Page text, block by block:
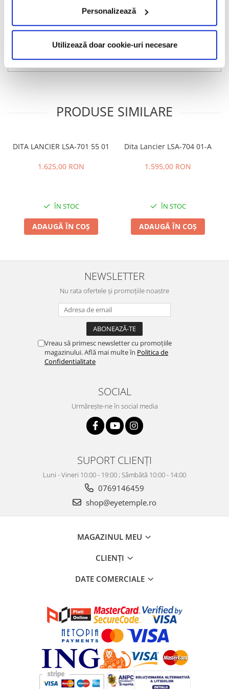
Personalizează
Utilizează doar cookie-uri necesare
Caracteristici
Review-uri(0)
PRODUSE SIMILARE
DITA LANCIER LSA-701 55 01
1.625,00 RON
ÎN STOC
ADAUGĂ ÎN COȘ
Dita Lancier LSA-704 01-A
1.595,00 RON
ÎN STOC
ADAUGĂ ÎN COȘ
NEWSLETTER
Nu rata ofertele și promoțiile noastre
Vreau să primesc newsletter cu promoțiile
magazinului. Află mai multe în Politica de
Confidentialitate
SOCIAL
Urmărește-ne în social media
SUPORT CLIENȚI
Luni - Vineri 10:00 - 19:00 ; Sâmbătă 10:00 - 14:00
0769146459
shop@eyetemple.ro
MAGAZINUL MEU
CLIENȚI
DATE COMERCIALE